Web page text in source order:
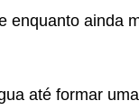
enquanto ainda
até formar